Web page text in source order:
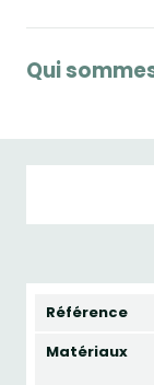
Qui
Référence
Matériaux